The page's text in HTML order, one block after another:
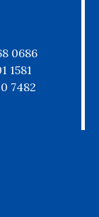
0686
1581
7482